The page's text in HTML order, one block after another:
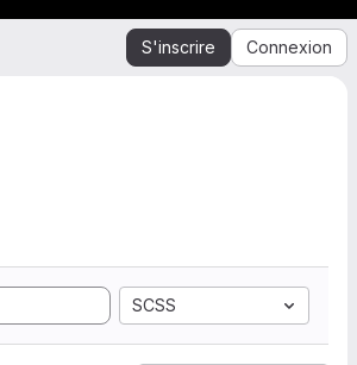
S'inscrire Connexion
SCSS